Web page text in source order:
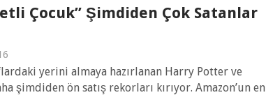
Çocuk” Şimdiden Çok Satanlar
yerini almaya hazırlanan Harry Potter ve
şimdiden ön satış rekorları kırıyor. Amazon’un en